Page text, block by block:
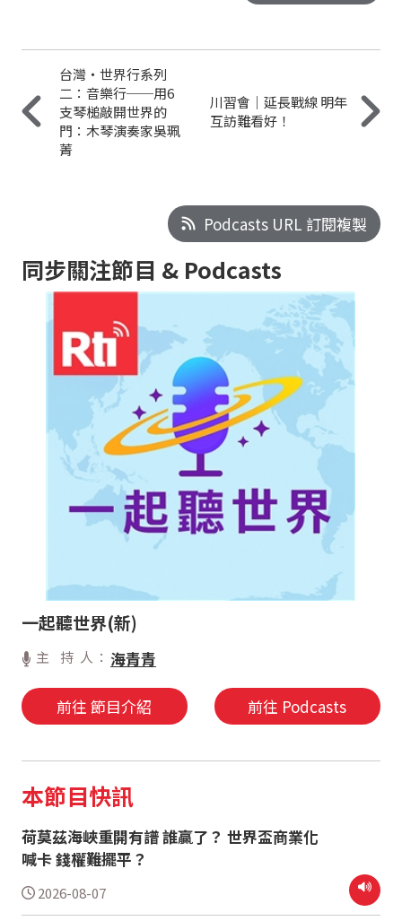
台灣・世界行系列
二：音樂行──用6
支琴槌敲開世界的
門：木琴演奏家吳珮
菁
川習會｜延長戰線 明年
互訪難看好！
Podcasts URL 訂閱複製
同步關注節目 & Podcasts
一起聽世界(新)
主 持 人： 海青青
前往 節目介紹 前往 Podcasts
本節目快訊
荷莫茲海峽重開有譜 誰贏了？ 世界盃商業化
喊卡 錢權難擺平？
2026-08-07